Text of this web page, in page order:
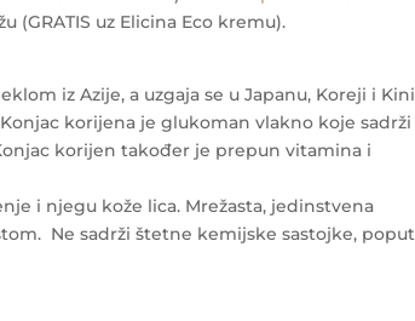
uz Elicina Eco kremu).
iz Azije, a uzgaja se u Japanu, Koreji i
korijena je glukoman vlakno koje sadrži
korijen također je prepun vitamina i
i njegu kože lica. Mrežasta, jedinstvena
Ne sadrži štetne kemijske sastojke, poput